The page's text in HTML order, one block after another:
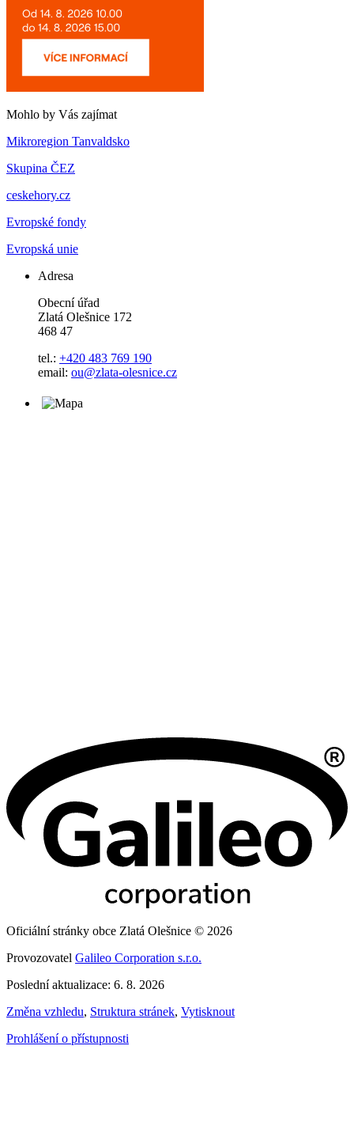
Mohlo by Vás zajímat
Mikroregion Tanvaldsko
Skupina ČEZ
ceskehory.cz
Evropské fondy
Evropská unie
Adresa
Obecní úřad
Zlatá Olešnice 172
468 47
tel.: +420 483 769 190
email: ou@zlata-olesnice.cz
Oficiální stránky obce Zlatá Olešnice © 2026
Provozovatel Galileo Corporation s.r.o.
Poslední aktualizace: 6. 8. 2026
Změna vzhledu, Struktura stránek, Vytisknout
Prohlášení o přístupnosti